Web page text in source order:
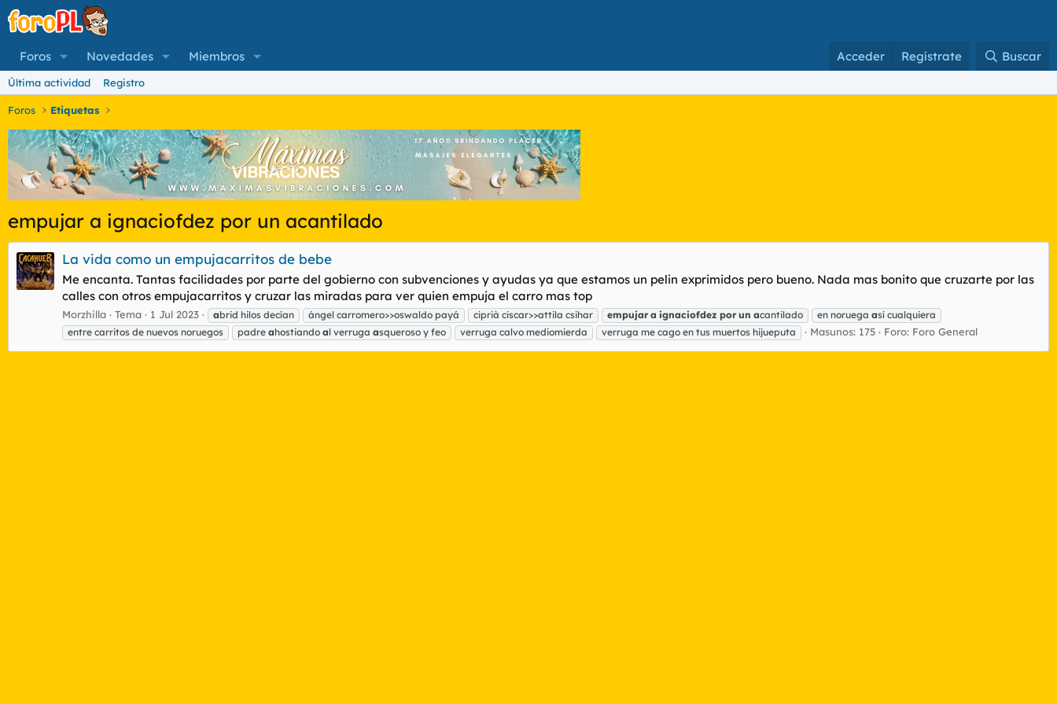
Foros Novedades Miembros Acceder Regístrate Buscar
Última actividad Registro
Foros Etiquetas
empujar a ignaciofdez por un acantilado
La vida como un empujacarritos de bebe
Me encanta. Tantas facilidades por parte del gobierno con subvenciones y ayudas ya que estamos un pelin exprimidos pero bueno. Nada mas bonito que cruzarte por las
calles con otros empujacarritos y cruzar las miradas para ver quien empuja el carro mas top
Morzhilla Tema 1 Jul 2023 abrid hilos decían ángel carromero>>oswaldo payá ciprià ciscar>>attila csihar empujar a ignaciofdez por un acantilado en noruega así cualquiera
entre carritos de nuevos noruegos
padre ahostiando al verruga asqueroso y feo verruga calvo mediomierda verruga me cago en tus muertos hijueputa Masunos: 175 Foro: Foro General